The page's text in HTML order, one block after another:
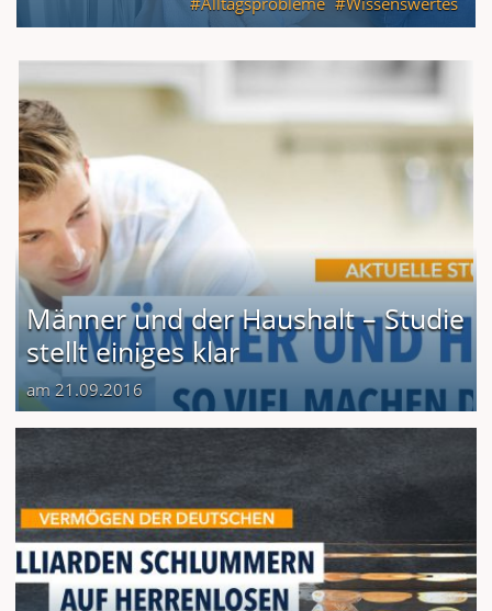
Männer und der Haushalt – Studie
stellt einiges klar
am 21.09.2016